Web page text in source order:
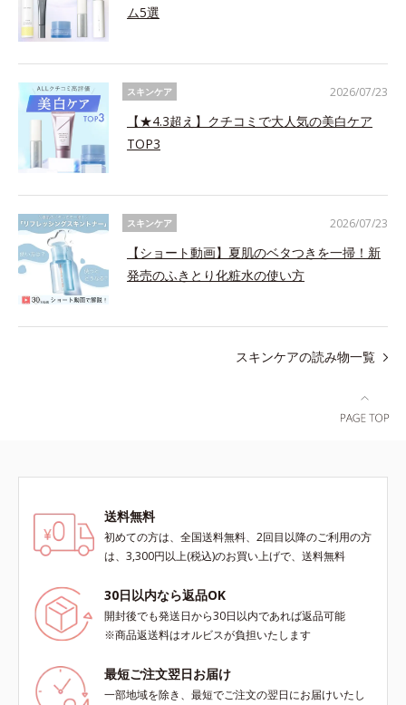
ム5選
スキンケア
【★4.3超え】クチコミで大人気の美白ケア
TOP3
2026/07/23
スキンケア
【ショート動画】夏肌のベタつきを一掃！新
発売のふきとり化粧水の使い方
2026/07/23
スキンケアの読み物一覧
送料無料
初めての方は、全国送料無料、2回目以降のご利用の方
は、3,300円以上(税込)のお買い上げで、送料無料
30日以内なら返品OK
開封後でも発送日から30日以内であれば返品可能
※商品返送料はオルビスが負担いたします
最短ご注文翌日お届け
一部地域を除き、最短でご注文の翌日にお届けいたし